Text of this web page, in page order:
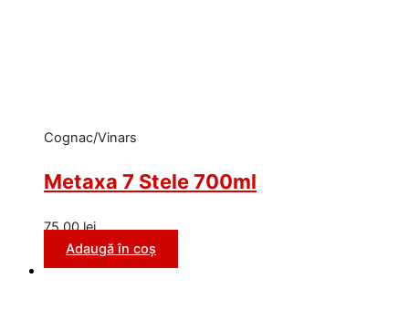
Cognac/Vinars
Metaxa 7 Stele 700ml
75,00lei
Adaugă în coș